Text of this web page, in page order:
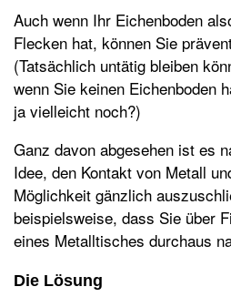
Auch wenn Ihr Eichenboden
Flecken hat, können Sie
(Tatsächlich untätig bleiben
wenn Sie keinen Eichenboden
ja vielleicht noch?)
Ganz davon abgesehen ist es
Idee, den Kontakt von Metall
Möglichkeit gänzlich
beispielsweise, dass Sie über
eines Metalltisches durchaus
Die Lösung